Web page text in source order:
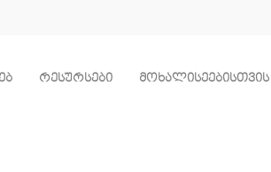
რესურსები მოხალისეებისთვის